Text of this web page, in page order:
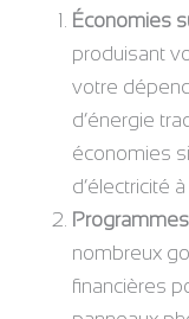
Économies
produisant
votre
d’énergie
économies
d’électricité
nombreux
financières